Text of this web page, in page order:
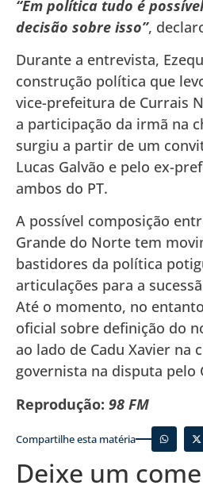
“Em política tudo é
decisão sobre isso”,
Durante a entrevista,
construção política que
vice-prefeitura de Currais
a participação da irmã na
surgiu a partir de um
Lucas Galvão e pelo ex-
ambos do PT.
A possível composição
Grande do Norte tem
bastidores da política
articulações para a
Até o momento, no
oficial sobre definição do
ao lado de Cadu Xavier na
governista na disputa pelo
Reprodução: 98 FM
Compartilhe esta matéria
Deixe um